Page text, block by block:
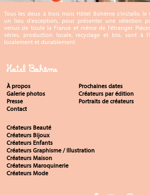
Tous les deux à trois mois Hôtel Bohême s'installe, le
un lieu d'exception, pour présenter une sélection
venus de toute la France et même de l'étranger.
séries, production locale, recyclage et bio, sont à
localement et durablement.
Hotel Bohême
À propos
Prochaines dates
Galerie photos
Créateurs par édition
Presse
Portraits de créateurs
Contact
Créateurs Beauté
Créateurs Bijoux
Créateurs Enfants
Créateurs Graphisme / Illustration
Créateurs Maison
Créateurs Maroquinerie
Créateurs Mode